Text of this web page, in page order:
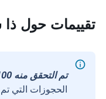
تقييمات حول
تم التحقق منه 100%
الحجوزات التي